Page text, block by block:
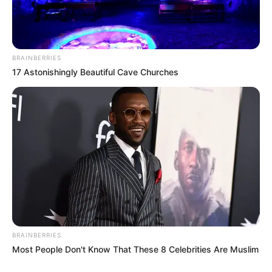
COMPARTIR
TEMAS RELACIONADOS
NORTE DE SANTANDER
MANTÉNGASE EN ALERTA
Tenemos todas las noticias que le
interesan. Para estar bien informado, por
BRAINBERRIES
17 Astonishingly Beautiful Cave Churches
BRAINBERRIES
Most People Don't Know That These 8 Celebrities Are Muslim